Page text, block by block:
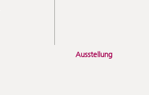
Ausstellung